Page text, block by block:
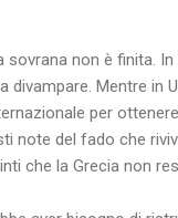
sovrana non è finita.
divampare. Mentre in
per
note del fado che
che la Grecia non